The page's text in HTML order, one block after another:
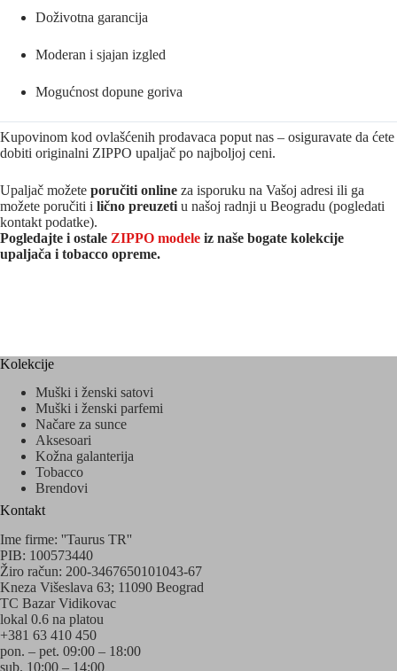
Doživotna garancija
Moderan i sjajan izgled
Mogućnost dopune goriva
Kupovinom kod ovlašćenih prodavaca poput nas – osiguravate da ćete
dobiti originalni ZIPPO upaljač po najboljoj ceni.
Upaljač možete poručiti online za isporuku na Vašoj adresi ili ga
možete poručiti i lično preuzeti u našoj radnji u Beogradu (pogledati
kontakt podatke).
Pogledajte i ostale ZIPPO modele iz naše bogate kolekcije
upaljača i tobacco opreme.
Kolekcije
Muški i ženski satovi
Muški i ženski parfemi
Načare za sunce
Aksesoari
Kožna galanterija
Tobacco
Brendovi
Kontakt
Ime firme: ''Taurus TR''
PIB: 100573440
Žiro račun: 200-3467650101043-67
Kneza Višeslava 63; 11090 Beograd
TC Bazar Vidikovac
lokal 0.6 na platou
+381 63 410 450
pon. – pet. 09:00 – 18:00
sub. 10:00 – 14:00